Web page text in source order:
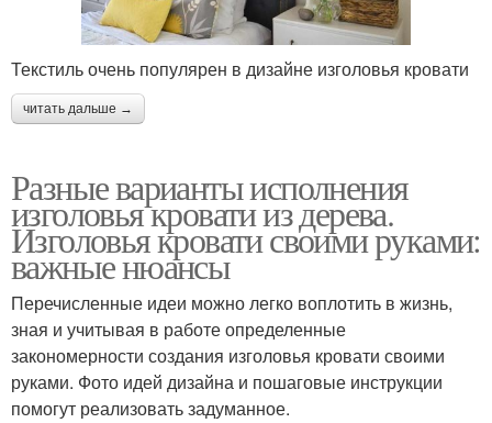
Текстиль очень популярен в дизайне изголовья кровати
читать дальше →
Разные варианты исполнения
изголовья кровати из дерева.
Изголовья кровати своими руками:
важные нюансы
Перечисленные идеи можно легко воплотить в жизнь,
зная и учитывая в работе определенные
закономерности создания изголовья кровати своими
руками. Фото идей дизайна и пошаговые инструкции
помогут реализовать задуманное.